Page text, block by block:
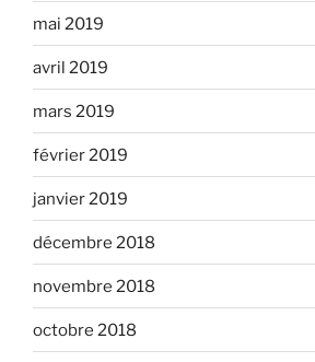
mai 2019
avril 2019
mars 2019
février 2019
janvier 2019
décembre 2018
novembre 2018
octobre 2018